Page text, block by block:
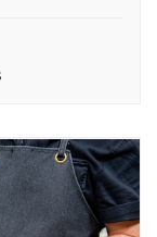
cuisine : cuisinons